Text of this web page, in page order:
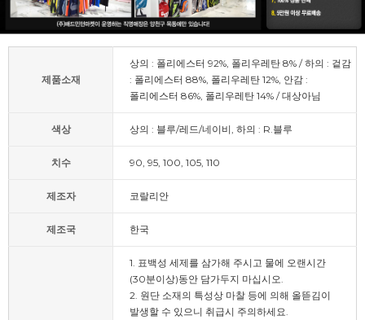
제품소재
상의 : 폴리에스터 92%, 폴리우레탄 8% / 하의 : 겉감
: 폴리에스터 88%, 폴리우레탄 12%, 안감 :
폴리에스터 86%, 폴리우레탄 14% / 대상아님
색상 상의 : 블루/레드/네이비, 하의 : R.블루
치수 90, 95, 100, 105, 110
제조자 코랄리안
제조국 한국
1. 표백성 세제를 삼가해 주시고 물에 오랜시간
(30분이상)동안 담가두지 마십시오.
2. 원단 소재의 특성상 마찰 등에 의해 올뜯김이
발생할 수 있으니 취급시 주의하세요.